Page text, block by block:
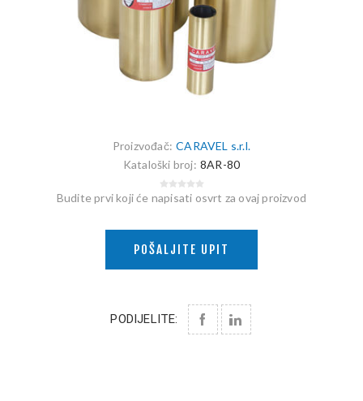
Proizvođač: CARAVEL s.r.l.
Kataloški broj: 8AR-80
Budite prvi koji će napisati osvrt za ovaj proizvod
POŠALJITE UPIT
PODIJELITE: